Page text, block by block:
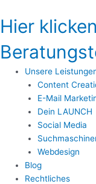
Inhalt
springen
Hier
Unsere
Content
E-Mail
Dein LAUNCH
Social Media
Webdesign
Blog
Rechtliches